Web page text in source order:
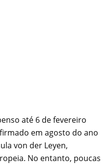
até 6 de fevereiro
em agosto do ano
von der Leyen,
No entanto, poucas